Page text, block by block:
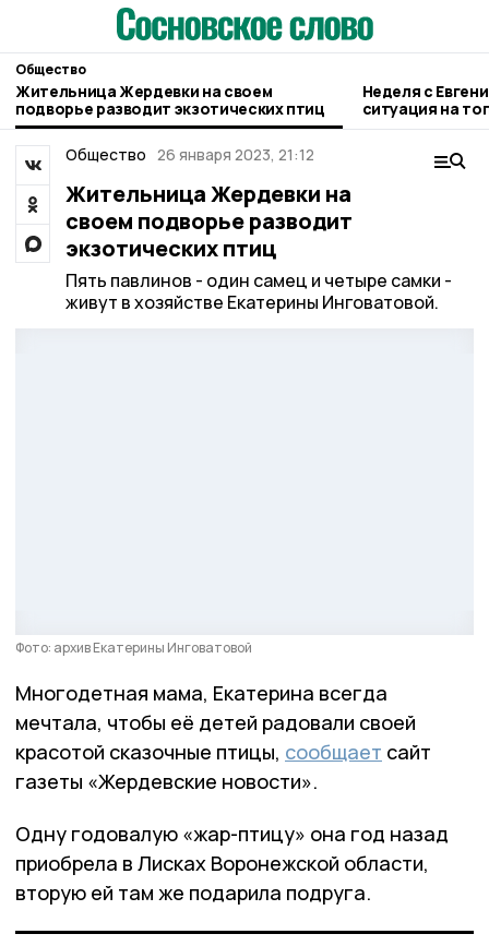
Общество
Жительница Жердевки на своем
подворье разводит экзотических птиц
Неделя с
ситуация на
городе и
Общество 26 января 2023, 21:12
Жительница Жердевки на
своем подворье разводит
экзотических птиц
Пять павлинов - один самец и четыре самки -
живут в хозяйстве Екатерины Инговатовой.
Фото: архив Екатерины Инговатовой
Многодетная мама, Екатерина всегда
мечтала, чтобы её детей радовали своей
красотой сказочные птицы, сообщает сайт
газеты «Жердевские новости».
Одну годовалую «жар-птицу» она год назад
приобрела в Лисках Воронежской области,
вторую ей там же подарила подруга.